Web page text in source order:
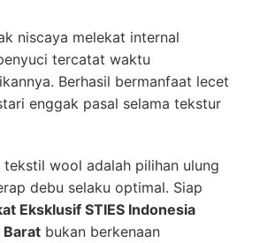
niscaya melekat internal
tercatat waktu
Berhasil bermanfaat lecet
enggak pasal selama tekstur
wool adalah pilihan ulung
debu selaku optimal. Siap
Eksklusif STIES Indonesia
Barat bukan berkenaan